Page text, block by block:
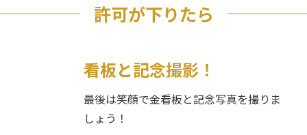
愛西市
北名古屋市
みよし市
あま市
許可が下りたら
看板と記念撮影！
最後は笑顔で金看板と記念写真を撮りま
しょう！